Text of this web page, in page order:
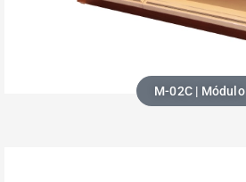
M-02C | Módulo